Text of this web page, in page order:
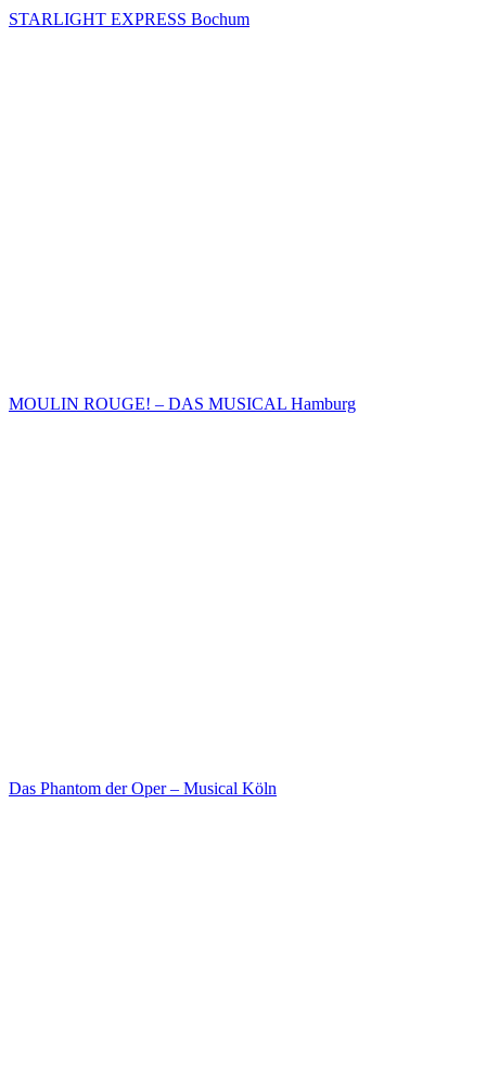
STARLIGHT EXPRESS Bochum
MOULIN ROUGE! – DAS MUSICAL Hamburg
Das Phantom der Oper – Musical Köln